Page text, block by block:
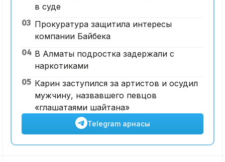
в суде
03 Прокуратура защитила интересы
компании Байбека
04 В Алматы подростка задержали с
наркотиками
05 Карин заступился за артистов и осудил
мужчину, назвавшего певцов
«глашатаями шайтана»
Telegram арнасы